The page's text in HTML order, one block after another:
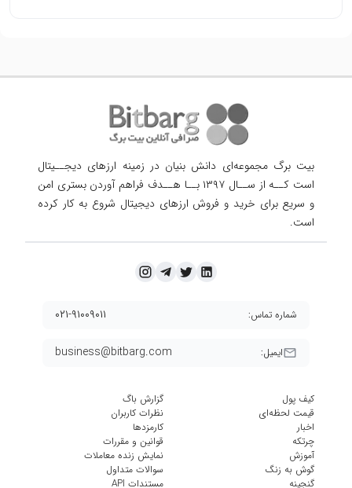
بیت برگ مجموعه‌ای دانش بنیان در زمینه ارزهای دیجــیتال
است کــه از ســال ۱۳۹۷ بــا هــدف فراهم آوردن
بستری امن
و سریع برای خرید و فروش ارزهای دیجیتال شروع به کار کرده
است.
ایمیل: business@bitbarg.com
شماره تماس: ۰۲۱-۹۱۰۰۹۰۱۱
کیف پول
قیمت لحظه‌ای
اخبار
چرتکه
آموزش
گوش به زنگ
گنجینه
گزارش باگ
نظرات کاربران
کارمزد‌ها
قوانین و مقررات
نمایش زنده معاملات
سوالات متداول
مستندات API